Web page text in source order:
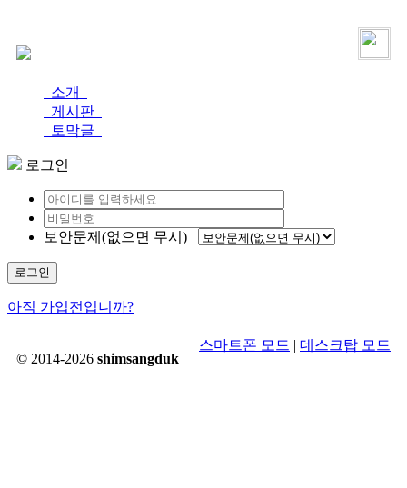
소개
게시판
토막글
로그인
보안문제(없으면 무시)
로그인
아직 가입전입니까?
© 2014-2026 shimsangduk
스마트폰 모드 | 데스크탑 모드